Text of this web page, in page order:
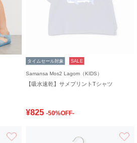
タイムセール対象 SALE
Samansa Mos2 Lagom（KIDS）
【吸水速乾】サメプリントTシャツ
¥825 -50%OFF-